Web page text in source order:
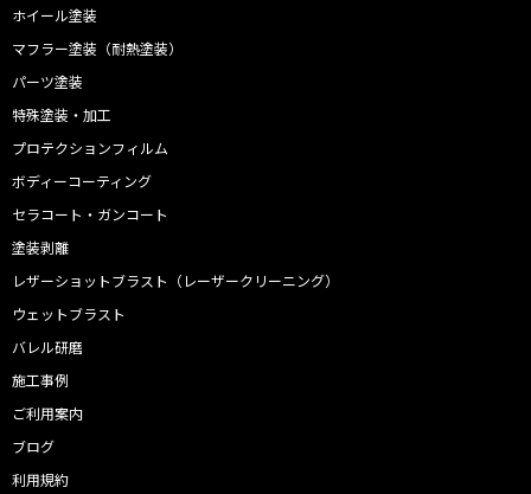
ホイール塗装
マフラー塗装（耐熱塗装）
パーツ塗装
特殊塗装・加工
プロテクションフィルム
ボディーコーティング
セラコート・ガンコート
塗装剥離
レザーショットブラスト（レーザークリーニング）
ウェットブラスト
バレル研磨
施工事例
ご利用案内
ブログ
利用規約